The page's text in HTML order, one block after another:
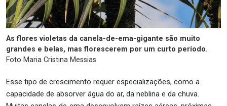
As flores violetas da canela-de-ema-gigante são muito
grandes e belas, mas florescerem por um curto período.
Foto Maria Cristina Messias
Esse tipo de crescimento requer especializações, como a
capacidade de absorver água do ar, da neblina e da chuva.